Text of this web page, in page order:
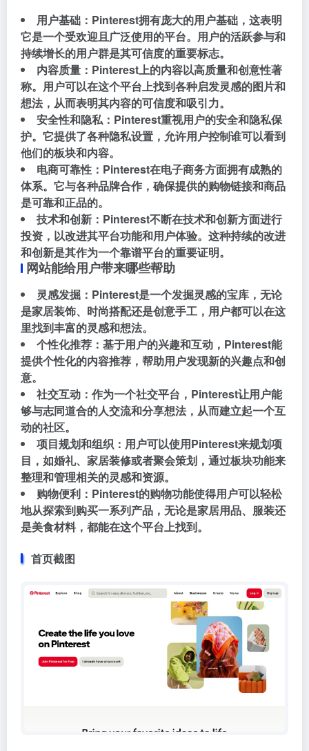
用户基础：Pinterest拥有庞大的用户基础，这表明
它是一个受欢迎且广泛使用的平台。用户的活跃参与和
持续增长的用户群是其可信度的重要标志。
内容质量：Pinterest上的内容以高质量和创意性著
称。用户可以在这个平台上找到各种启发灵感的图片和
想法，从而表明其内容的可信度和吸引力。
安全性和隐私：Pinterest重视用户的安全和隐私保
护。它提供了各种隐私设置，允许用户控制谁可以看到
他们的板块和内容。
电商可靠性：Pinterest在电子商务方面拥有成熟的
体系。它与各种品牌合作，确保提供的购物链接和商品
是可靠和正品的。
技术和创新：Pinterest不断在技术和创新方面进行
投资，以改进其平台功能和用户体验。这种持续的改进
和创新是其作为一个靠谱平台的重要证明。
网站能给用户带来哪些帮助
灵感发掘：Pinterest是一个发掘灵感的宝库，无论
是家居装饰、时尚搭配还是创意手工，用户都可以在这
里找到丰富的灵感和想法。
个性化推荐：基于用户的兴趣和互动，Pinterest能
提供个性化的内容推荐，帮助用户发现新的兴趣点和创
意。
社交互动：作为一个社交平台，Pinterest让用户能
够与志同道合的人交流和分享想法，从而建立起一个互
动的社区。
项目规划和组织：用户可以使用Pinterest来规划项
目，如婚礼、家居装修或者聚会策划，通过板块功能来
整理和管理相关的灵感和资源。
购物便利：Pinterest的购物功能使得用户可以轻松
地从探索到购买一系列产品，无论是家居用品、服装还
是美食材料，都能在这个平台上找到。
首页截图